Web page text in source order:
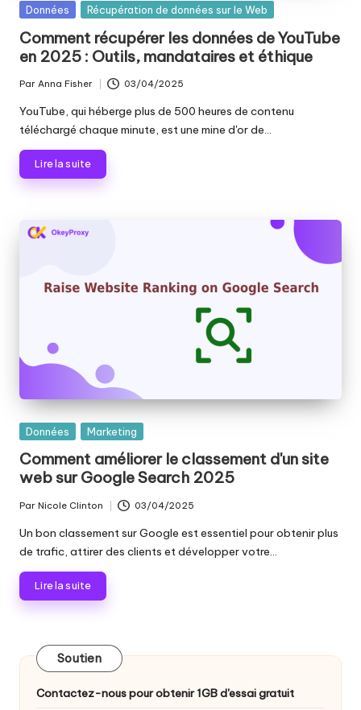
n
ti
e
ls
p
o
u
t
v
s
b
e
s
o
in
s
[
s
les
paramètres
de
proxy,
de
de
données
web
plus
Publié
Données Récupération de données sur le Web
Comment récupérer les données de YouTube
en 2025 : Outils, mandataires et éthique
par
Par Anna Fisher 03/04/2025
YouTube, qui héberge plus de 500 heures de contenu
téléchargé chaque minute, est une mine d'or de...
Lire la suite
Publié
Données Marketing
Comment améliorer le classement d'un site
web sur Google Search 2025
par
Par Nicole Clinton 03/04/2025
Un bon classement sur Google est essentiel pour obtenir plus
de trafic, attirer des clients et développer votre...
Lire la suite
Soutien
Contactez-nous pour obtenir 1GB d'essai gratuit